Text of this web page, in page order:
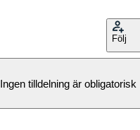
Följ
Ingen tilldelning är obligatorisk